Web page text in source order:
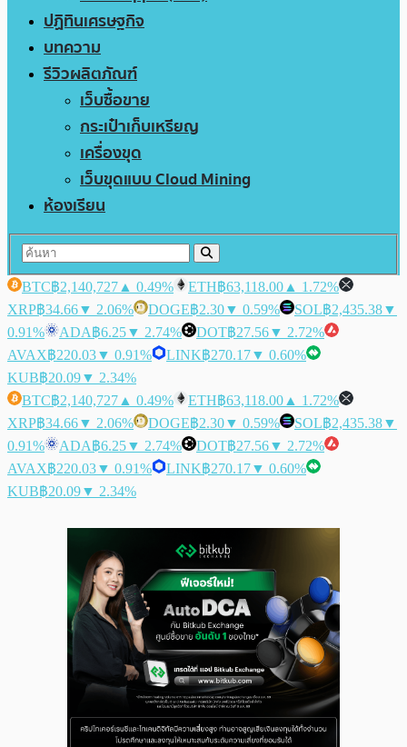
ปฏิทินเศรษฐกิจ
บทความ
รีวิวผลิตภัณฑ์
เว็บซื้อขาย
กระเป๋าเก็บเหรียญ
เครื่องขุด
เว็บขุดแบบ Cloud Mining
ห้องเรียน
BTC฿2,140,727 ▲ 0.49% ETH฿63,118.00 ▲ 1.72%
XRP฿34.66▼ 2.06% DOGE฿2.30▼ 0.59% SOL฿2,435.38▼
0.91%
ADA฿6.25▼ 2.74% DOT฿27.56▼ 2.72%
AVAX฿220.03▼ 0.91% LINK฿270.17▼ 0.60%
KUB฿20.09▼ 2.34%
BTC฿2,140,727 ▲ 0.49% ETH฿63,118.00 ▲ 1.72%
XRP฿34.66▼ 2.06% DOGE฿2.30▼ 0.59% SOL฿2,435.38▼
0.91%
ADA฿6.25▼ 2.74% DOT฿27.56▼ 2.72%
AVAX฿220.03▼ 0.91% LINK฿270.17▼ 0.60%
KUB฿20.09▼ 2.34%